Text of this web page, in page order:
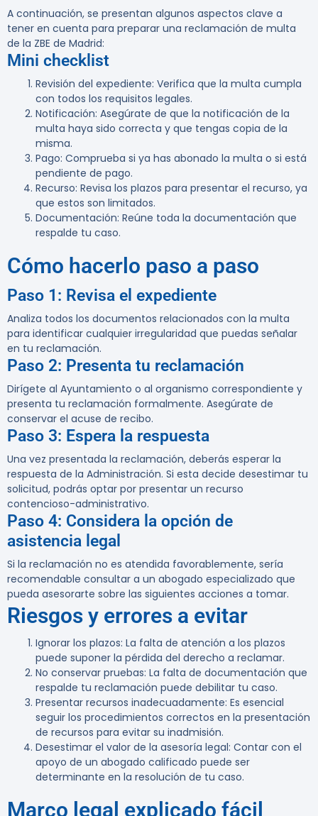
A continuación, se presentan algunos aspectos clave a
tener en cuenta para preparar una reclamación de multa
de la ZBE de Madrid:
Mini checklist
Revisión del expediente: Verifica que la multa cumpla
con todos los requisitos legales.
Notificación: Asegúrate de que la notificación de la
multa haya sido correcta y que tengas copia de la
misma.
Pago: Comprueba si ya has abonado la multa o si está
pendiente de pago.
Recurso: Revisa los plazos para presentar el recurso, ya
que estos son limitados.
Documentación: Reúne toda la documentación que
respalde tu caso.
Cómo hacerlo paso a paso
Paso 1: Revisa el expediente
Analiza todos los documentos relacionados con la multa
para identificar cualquier irregularidad que puedas señalar
en tu reclamación.
Paso 2: Presenta tu reclamación
Dirígete al Ayuntamiento o al organismo correspondiente y
presenta tu reclamación formalmente. Asegúrate de
conservar el acuse de recibo.
Paso 3: Espera la respuesta
Una vez presentada la reclamación, deberás esperar la
respuesta de la Administración. Si esta decide desestimar tu
solicitud, podrás optar por presentar un recurso
contencioso-administrativo.
Paso 4: Considera la opción de
asistencia legal
Si la reclamación no es atendida favorablemente, sería
recomendable consultar a un abogado especializado que
pueda asesorarte sobre las siguientes acciones a tomar.
Riesgos y errores a evitar
Ignorar los plazos: La falta de atención a los plazos
puede suponer la pérdida del derecho a reclamar.
No conservar pruebas: La falta de documentación que
respalde tu reclamación puede debilitar tu caso.
Presentar recursos inadecuadamente: Es esencial
seguir los procedimientos correctos en la presentación
de recursos para evitar su inadmisión.
Desestimar el valor de la asesoría legal: Contar con el
apoyo de un abogado calificado puede ser
determinante en la resolución de tu caso.
Marco legal explicado fácil